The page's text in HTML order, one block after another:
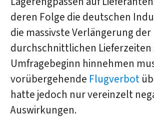
deren Folge die deutschen
die massivste Verlängerung der
durchschnittlichen Lieferzeiten
Umfragebeginn hinnehmen
vorübergehende Flugverbot
hatte jedoch nur vereinzelt
Auswirkungen.